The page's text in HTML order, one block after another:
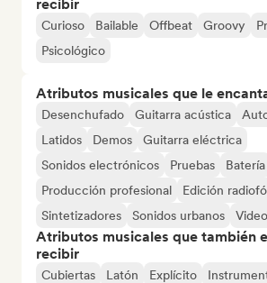
recibir
Curioso Bailable Offbeat Groovy
Psicológico
Atributos musicales que le
Desenchufado Guitarra acústica
Latidos
Demos
Guitarra eléctrica
Sonidos electrónicos
Pruebas Batería
Producción profesional
Edición
Sintetizadores
Sonidos urbanos
Atributos musicales que también
recibir
Cubiertas Latón Explícito